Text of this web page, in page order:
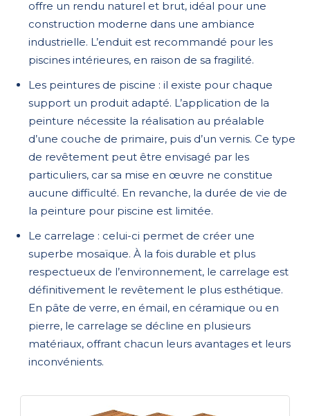
offre un rendu naturel et brut, idéal pour une
construction moderne dans une ambiance
industrielle. L’enduit est recommandé pour les
piscines intérieures, en raison de sa fragilité.
Les peintures de piscine : il existe pour chaque
support un produit adapté. L’application de la
peinture nécessite la réalisation au préalable
d’une couche de primaire, puis d’un vernis. Ce type
de revêtement peut être envisagé par les
particuliers, car sa mise en œuvre ne constitue
aucune difficulté. En revanche, la durée de vie de
la peinture pour piscine est limitée.
Le carrelage : celui-ci permet de créer une
superbe mosaïque. À la fois durable et plus
respectueux de l’environnement, le carrelage est
définitivement le revêtement le plus esthétique.
En pâte de verre, en émail, en céramique ou en
pierre, le carrelage se décline en plusieurs
matériaux, offrant chacun leurs avantages et leurs
inconvénients.